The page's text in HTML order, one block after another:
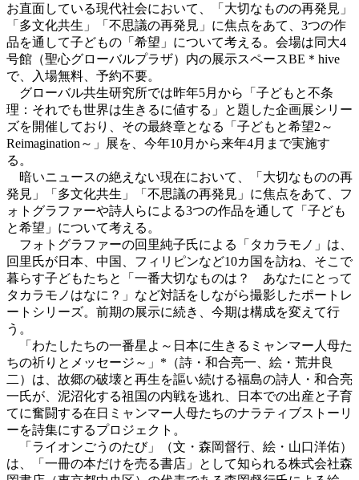
お直面している現代社会において、「大切なものの再発見」
「多文化共生」「不思議の再発見」に焦点をあて、3つの作
品を通して子どもの「希望」について考える。会場は同大4
号館（聖心グローバルプラザ）内の展示スペースBE＊hive
で、入場無料、予約不要。
グローバル共生研究所では昨年5月から「子どもと不条
理：それでも世界は生きるに値する」と題した企画展シリー
ズを開催しており、その最終章となる「子どもと希望2～
Reimagination～」展を、今年10月から来年4月まで実施す
る。
暗いニュースの絶えない現在において、「大切なものの再
発見」「多文化共生」「不思議の再発見」に焦点をあて、フ
ォトグラファーや詩人らによる3つの作品を通して「子ども
と希望」について考える。
フォトグラファーの回里純子氏による「タカラモノ」は、
回里氏が日本、中国、フィリピンなど10カ国を訪ね、そこで
暮らす子どもたちと「一番大切なものは？ あなたにとって
タカラモノはなに？」など対話をしながら撮影したポートレ
ートシリーズ。前期の展示に続き、今期は構成を変えて行
う。
「わたしたちの一番星よ～日本に生きるミャンマー人母た
ちの祈りとメッセージ～」*（詩・和合亮一、絵・荒井良
二）は、故郷の破壊と再生を謳い続ける福島の詩人・和合亮
一氏が、泥沼化する祖国の内戦を逃れ、日本での出産と子育
てに奮闘する在日ミャンマー人母たちのナラティブストーリ
ーを詩集にするプロジェクト。
「ライオンごうのたび」（文・森岡督行、絵・山口洋佑）
は、「一冊の本だけを売る書店」として知られる株式会社森